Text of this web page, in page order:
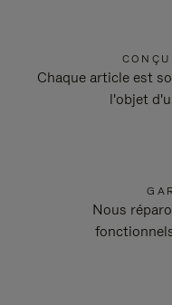
Chaque article est
l'objet
Nous